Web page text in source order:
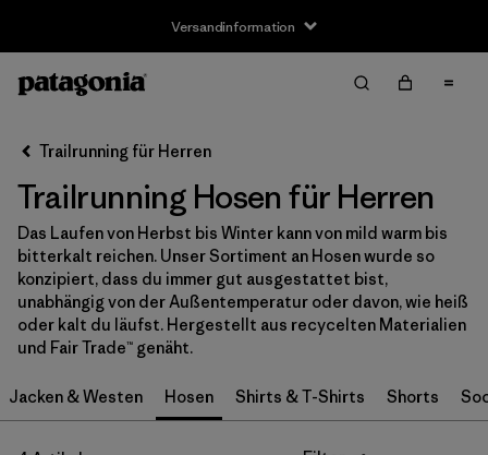
Versandinformation
Filter by
Größe
S (4)
M (4)
L (4)
XL (4)
Trailrunning für Herren
Trailrunning Hosen für Herren
Das Laufen von Herbst bis Winter kann von mild warm bis
bitterkalt reichen. Unser Sortiment an Hosen wurde so
konzipiert, dass du immer gut ausgestattet bist,
unabhängig von der Außentemperatur oder davon, wie heiß
oder kalt du läufst. Hergestellt aus recycelten Materialien
und Fair Trade™ genäht.
Jacken & Westen Hosen Shirts & T-Shirts Shorts